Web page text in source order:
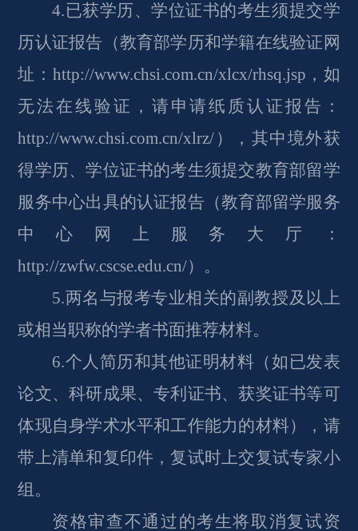
4.已获学历、学位证书的考生须提交学
历认证报告（教育部学历和学籍在线验证网
址：http://www.chsi.com.cn/xlcx/rhsq.jsp，如
无法在线验证，请申请纸质认证报告：
http://www.chsi.com.cn/xlrz/），其中境外获
得学历、学位证书的考生须提交教育部留学
服务中心出具的认证报告（教育部留学服务
中心网上服务大厅：
http://zwfw.cscse.edu.cn/）。
5.两名与报考专业相关的副教授及以上
或相当职称的学者书面推荐材料。
6.个人简历和其他证明材料（如已发表
论文、科研成果、专利证书、获奖证书等可
体现自身学术水平和工作能力的材料），请
带上清单和复印件，复试时上交复试专家小
组。
资格审查不通过的考生将取消复试资